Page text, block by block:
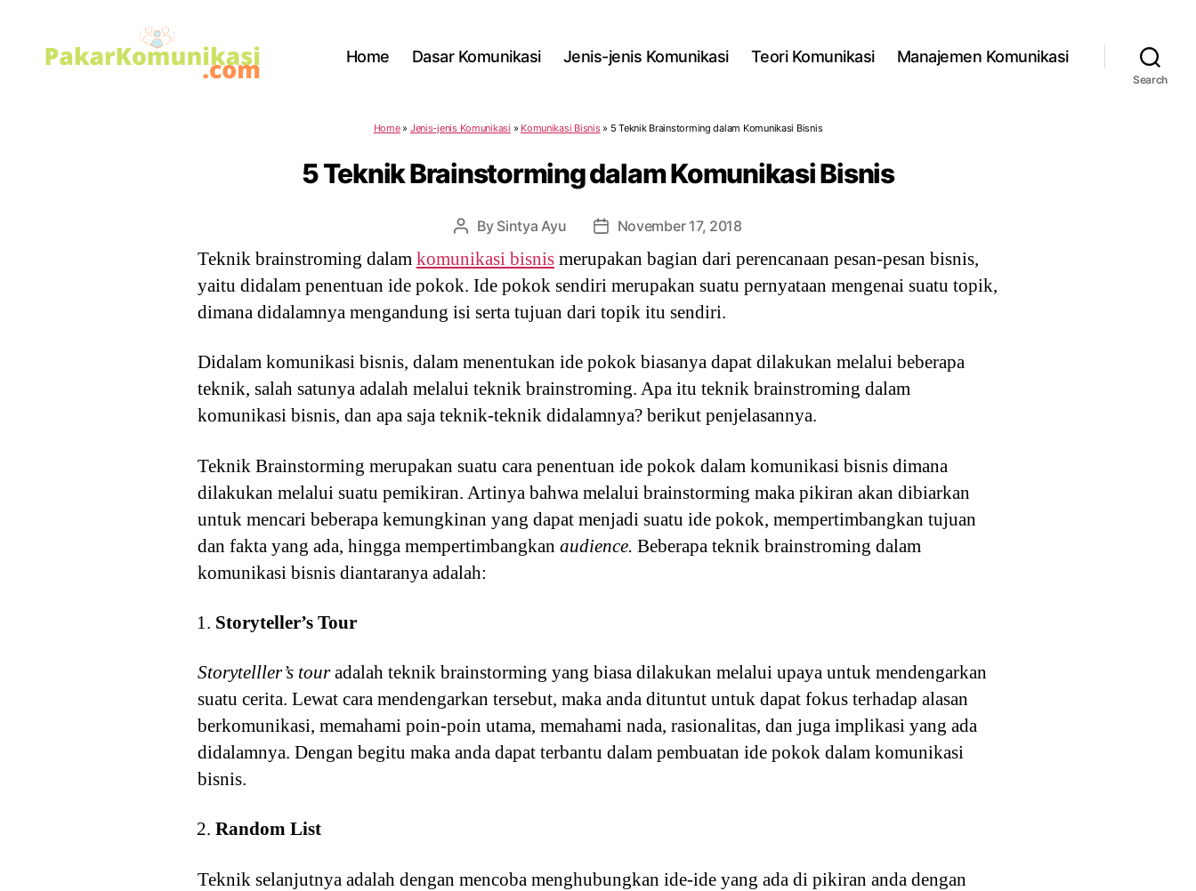
Home Dasar Komunikasi Jenis-jenis Komunikasi Teori Komunikasi Manajemen Komunikasi
Search
Home» Jenis-jenis Komunikasi » Komunikasi Bisnis» 5 Teknik Brainstorming dalam Komunikasi Bisnis
5 Teknik Brainstorming dalam Komunikasi Bisnis
Post
author
By Sintya Ayu
Post
date
November 17, 2018
Teknik brainstroming dalam komunikasi bisnis merupakan bagian dari perencanaan pesan-pesan bisnis,
yaitu didalam penentuan ide pokok. Ide pokok sendiri merupakan suatu pernyataan mengenai suatu topik,
dimana didalamnya mengandung isi serta tujuan dari topik itu sendiri.
Didalam komunikasi bisnis, dalam menentukan ide pokok biasanya dapat dilakukan melalui beberapa
teknik, salah satunya adalah melalui teknik brainstroming. Apa itu teknik brainstroming dalam
komunikasi bisnis, dan apa saja teknik-teknik didalamnya? berikut penjelasannya.
Teknik Brainstorming merupakan suatu cara penentuan ide pokok dalam komunikasi bisnis dimana
dilakukan melalui suatu pemikiran. Artinya bahwa melalui brainstorming maka pikiran akan dibiarkan
untuk mencari beberapa kemungkinan yang dapat menjadi suatu ide pokok, mempertimbangkan tujuan
dan fakta yang ada, hingga mempertimbangkan audience. Beberapa teknik brainstroming dalam
komunikasi bisnis diantaranya adalah:
Storyteller’s Tour
Storytelller’s touradalah teknik brainstorming yang biasa dilakukan melalui upaya untuk mendengarkan
suatu cerita. Lewat cara mendengarkan tersebut, maka anda dituntut untuk dapat fokus terhadap alasan
berkomunikasi, memahami poin-poin utama, memahami nada, rasionalitas, dan juga implikasi yang ada
didalamnya. Dengan begitu maka anda dapat terbantu dalam pembuatan ide pokok dalam komunikasi
bisnis.
Random List
Teknik selanjutnya adalah dengan mencoba menghubungkan ide-ide yang ada di pikiran anda dengan